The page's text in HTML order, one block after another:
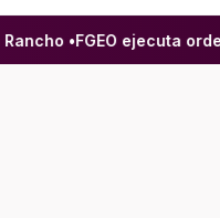
•FGEO ejecuta